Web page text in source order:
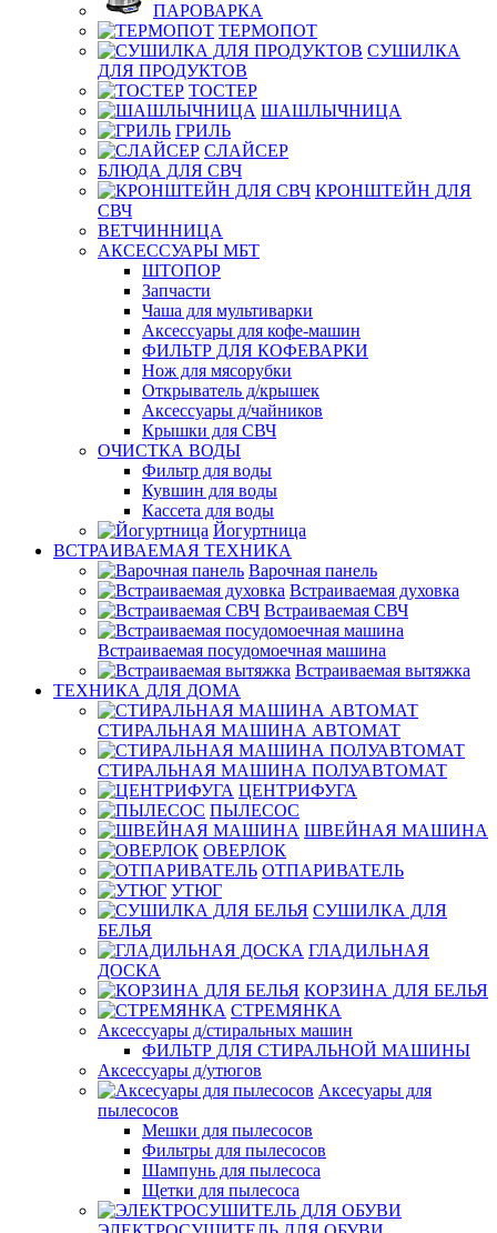
ПАРОВАРКА
ТЕРМОПОТ
СУШИЛКА
ДЛЯ ПРОДУКТОВ
ТОСТЕР
ШАШЛЫЧНИЦА
ГРИЛЬ
СЛАЙСЕР
БЛЮДА ДЛЯ СВЧ
КРОНШТЕЙН ДЛЯ
СВЧ
ВЕТЧИННИЦА
АКСЕССУАРЫ МБТ
ШТОПОР
Запчасти
Чаша для мультиварки
Аксессуары для кофе-машин
ФИЛЬТР ДЛЯ КОФЕВАРКИ
Нож для мясорубки
Открыватель д/крышек
Аксессуары д/чайников
Крышки для СВЧ
ОЧИСТКА ВОДЫ
Фильтр для воды
Кувшин для воды
Кассета для воды
Йогуртница
ВСТРАИВАЕМАЯ ТЕХНИКА
Варочная панель
Встраиваемая духовка
Встраиваемая СВЧ
Встраиваемая посудомоечная машина
Встраиваемая вытяжка
ТЕХНИКА ДЛЯ ДОМА
СТИРАЛЬНАЯ МАШИНА АВТОМАТ
СТИРАЛЬНАЯ МАШИНА ПОЛУАВТОМАТ
ЦЕНТРИФУГА
ПЫЛЕСОС
ШВЕЙНАЯ МАШИНА
ОВЕРЛОК
ОТПАРИВАТЕЛЬ
УТЮГ
СУШИЛКА ДЛЯ
БЕЛЬЯ
ГЛАДИЛЬНАЯ
ДОСКА
КОРЗИНА ДЛЯ БЕЛЬЯ
СТРЕМЯНКА
Аксессуары д/стиральных машин
ФИЛЬТР ДЛЯ СТИРАЛЬНОЙ МАШИНЫ
Аксессуары д/утюгов
Аксесуары для
пылесосов
Мешки для пылесосов
Фильтры для пылесосов
Шампунь для пылесоса
Щетки для пылесоса